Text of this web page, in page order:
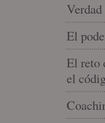
El
El reto
el